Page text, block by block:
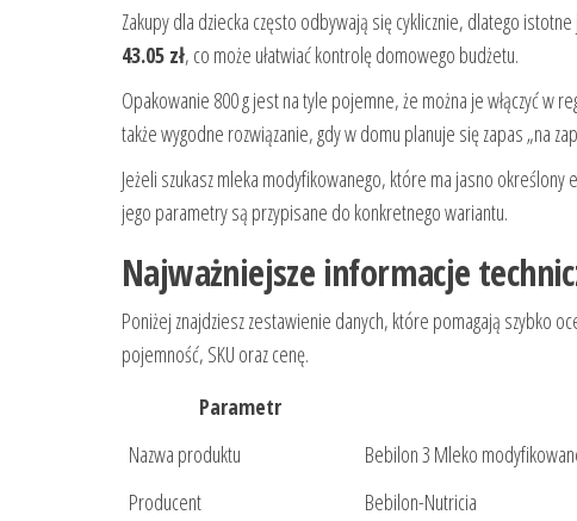
Zakupy dla dziecka często odbywają się cyklicznie, dlatego
43.05 zł, co może ułatwiać kontrolę domowego budżetu.
Opakowanie 800 g jest na tyle pojemne, że można je włączyć w
także wygodne rozwiązanie, gdy w domu planuje się zapas „na
Jeżeli szukasz mleka modyfikowanego, które ma jasno
jego parametry są przypisane do konkretnego wariantu.
Najważniejsze informacje
Poniżej znajdziesz zestawienie danych, które pomagają szybko
pojemność, SKU oraz cenę.
Parametr
Nazwa produktu
Bebilon 3 Mleko
Producent
Bebilon-Nutricia